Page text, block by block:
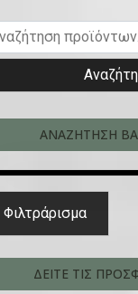
ΑΝΑΖΗΤΗΣΗ
Φιλτράρισμα
ΔΕΙΤΕ ΤΙΣ